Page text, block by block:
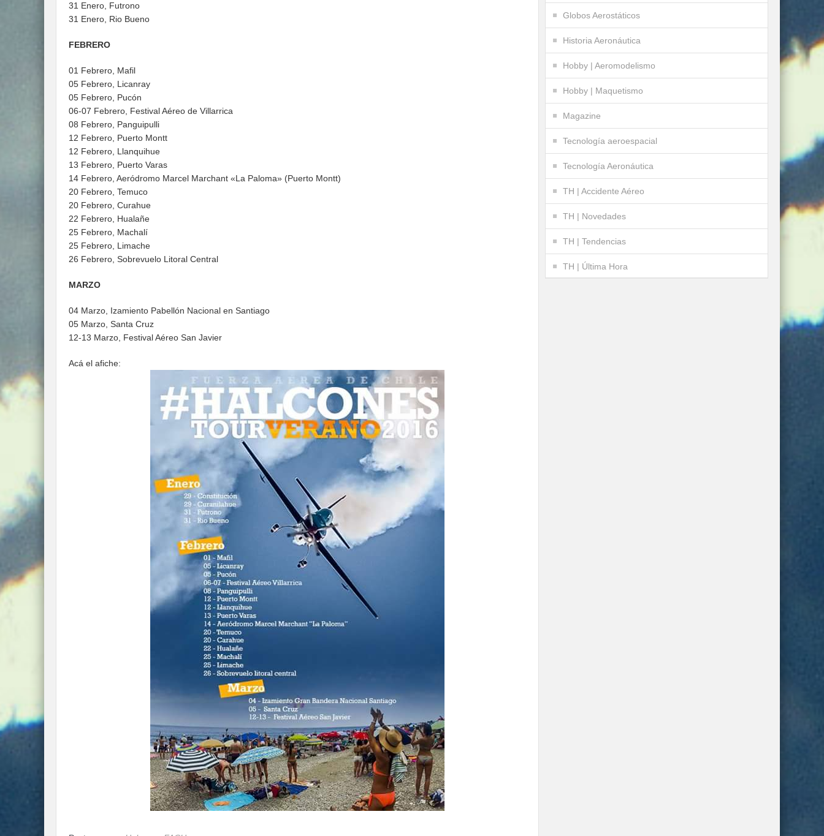
31 Enero, Futrono
31 Enero, Rio Bueno
FEBRERO
01 Febrero, Mafil
05 Febrero, Licanray
05 Febrero, Pucón
06-07 Febrero, Festival Aéreo de Villarrica
08 Febrero, Panguipulli
12 Febrero, Puerto Montt
12 Febrero, Llanquihue
13 Febrero, Puerto Varas
14 Febrero, Aeródromo Marcel Marchant «La Paloma» (Puerto Montt)
20 Febrero, Temuco
20 Febrero, Curahue
22 Febrero, Hualañe
25 Febrero, Machalí
25 Febrero, Limache
26 Febrero, Sobrevuelo Litoral Central
MARZO
04 Marzo, Izamiento Pabellón Nacional en Santiago
05 Marzo, Santa Cruz
12-13 Marzo, Festival Aéreo San Javier
Acá el afiche:
Globos Aerostáticos
Historia Aeronáutica
Hobby | Aeromodelismo
Hobby | Maquetismo
Magazine
Tecnología aeroespacial
Tecnología Aeronáutica
TH | Accidente Aéreo
TH | Novedades
TH | Tendencias
TH | Última Hora